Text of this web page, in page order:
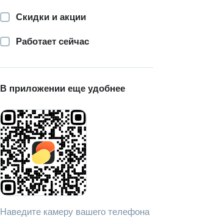
Скидки и акции
Работает сейчас
В приложении еще удобнее
Наведите камеру вашего телефона